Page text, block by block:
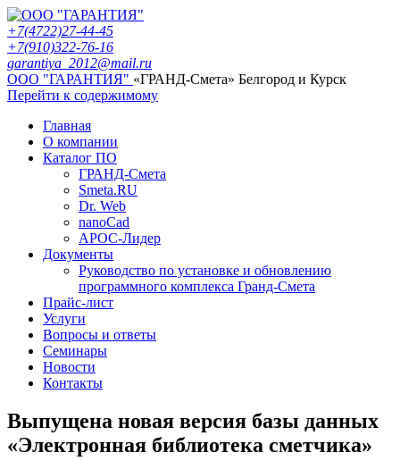
+7(4722)27-44-45
+7(910)322-76-16
garantiya_2012@mail.ru
ООО "ГАРАНТИЯ" «ГРАНД-Смета» Белгород и Курск
Перейти к содержимому
Главная
О компании
Каталог ПО
ГРАНД-Смета
Smeta.RU
Dr. Web
nanoCad
АРОС-Лидер
Документы
Руководство по установке и обновлению
программного комплекса Гранд-Смета
Прайс-лист
Услуги
Вопросы и ответы
Семинары
Новости
Контакты
Выпущена новая версия базы данных
«Электронная библиотека сметчика»